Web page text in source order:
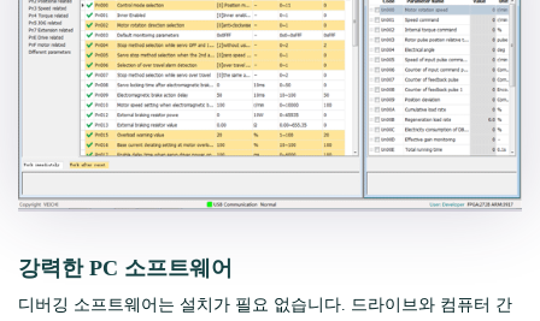
강력한 PC 소프트웨어
디버깅 소프트웨어는 설치가 필요 없습니다. 드라이브와 컴퓨터 간